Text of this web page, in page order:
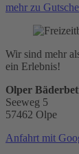
mehr zu
Wir sind mehr
ein Erlebnis!
Olper
Seeweg 5
57462 Olpe
Anfahrt mit